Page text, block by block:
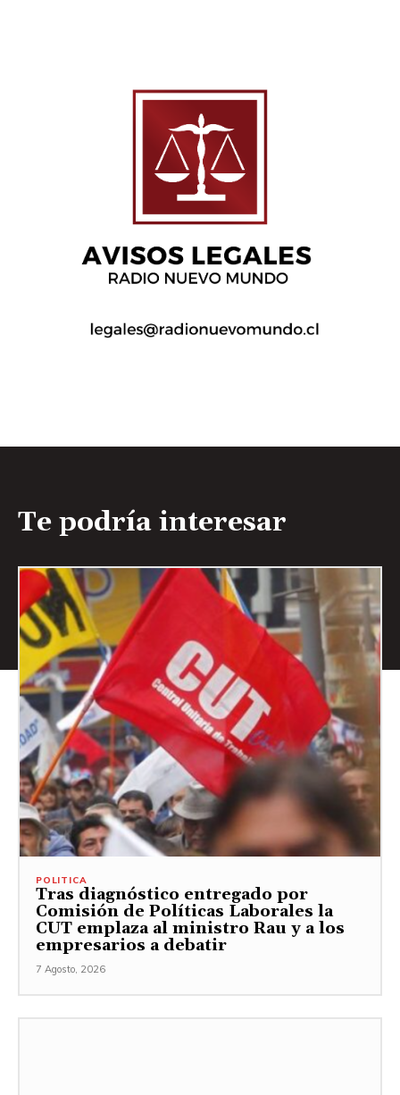
Te podría interesar
POLITICA
Tras diagnóstico entregado por
Comisión de Políticas Laborales la
CUT emplaza al ministro Rau y a los
empresarios a debatir
7 Agosto, 2026